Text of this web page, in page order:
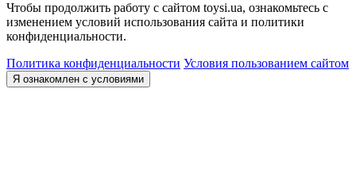
Чтобы продолжить работу с сайтом toysi.ua, ознакомьтесь с
изменением условий использования сайта и политики
конфиденциальности.
Политика конфиденциальности Условия пользованием сайтом
Я ознакомлен с условиями